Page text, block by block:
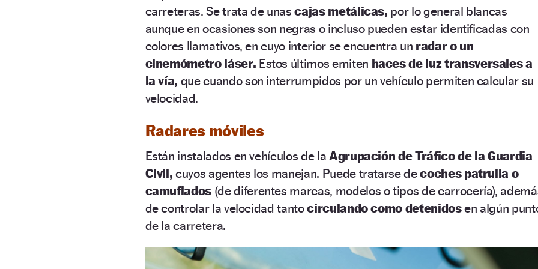
carreteras. Se trata de unascajas metálicas, por lo general blancas
aunque en ocasiones son negras o incluso pueden estar identificadas con
colores llamativos, en cuyo interior se encuentra un radar o un
cinemómetro láser. Estos últimos emiten haces de luz transversales a
la vía, que cuando son interrumpidos por un vehículo permiten calcular su
velocidad.
Radares móviles
Están instalados en vehículos de la Agrupación de Tráfico de la Guardia
Civil, cuyos agentes los manejan. Puede tratarse decoches patrulla o
camuflados (de diferentes marcas, modelos o tipos de carrocería),
de controlar la velocidad tantocirculando como detenidosen algún
de la carretera.